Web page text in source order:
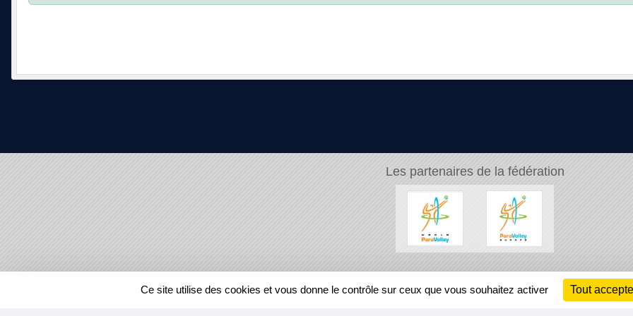
Les partenaires de la fédération
REGIONS
Ce site utilise des cookies et vous donne le contrôle sur ceux que vous souhaitez activer Tout